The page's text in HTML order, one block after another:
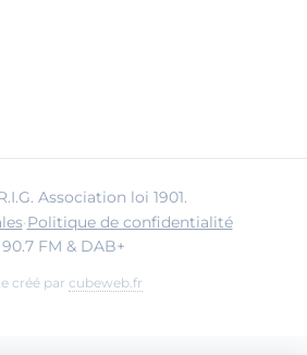
Association loi 1901.
·Politique de confidentialité
90.7 FM & DAB+
créé par cubeweb.fr